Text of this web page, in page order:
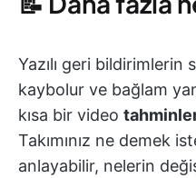
Yazılı geri bildirimlerin
kaybolur ve bağlam
kısa bir video
Takımınız ne demek
anlayabilir, nelerin